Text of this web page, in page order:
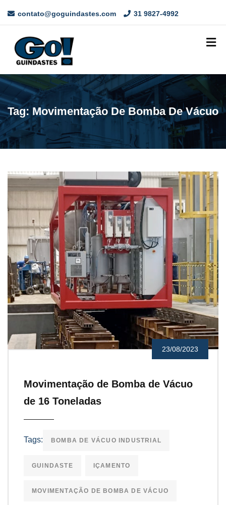
contato@goguindastes.com 31 9827-4992
Tag: Movimentação De Bomba De Vácuo
23/08/2023
Movimentação de Bomba de Vácuo
de 16 Toneladas
Tags: BOMBA DE VÁCUO INDUSTRIAL
GUINDASTE IÇAMENTO
MOVIMENTAÇÃO DE BOMBA DE VÁCUO